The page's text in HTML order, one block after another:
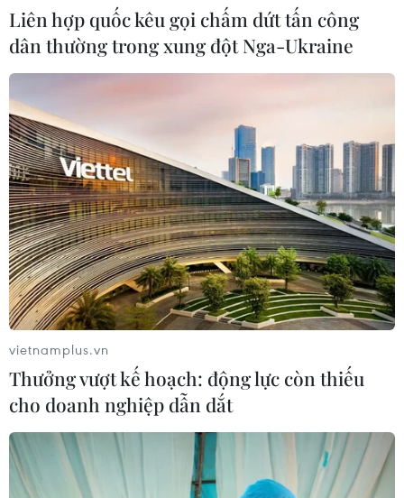
Liên hợp quốc kêu gọi chấm dứt tấn công
dân thường trong xung đột Nga-Ukraine
vietnamplus.vn
Thưởng vượt kế hoạch: động lực còn thiếu
cho doanh nghiệp dẫn dắt